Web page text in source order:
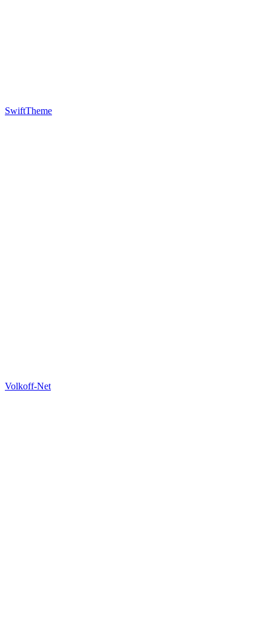
SwiftTheme
Volkoff-Net